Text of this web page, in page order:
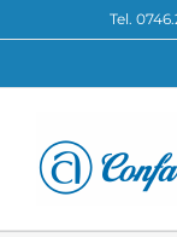
to
Tel.